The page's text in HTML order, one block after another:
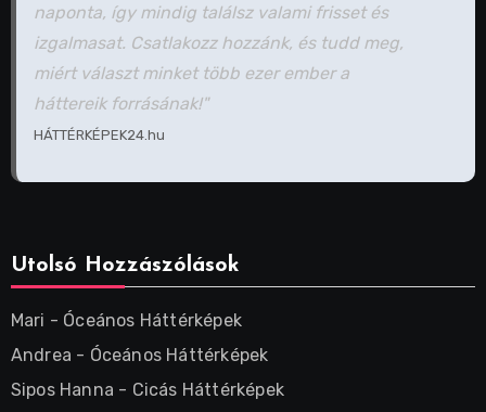
naponta, így mindig találsz valami frisset és
izgalmasat. Csatlakozz hozzánk, és tudd meg,
miért választ minket több ezer ember a
háttereik forrásának!"
HÁTTÉRKÉPEK24.hu
Utolsó Hozzászólások
Mari - Óceános Háttérképek
Andrea - Óceános Háttérképek
Sipos Hanna - Cicás Háttérképek